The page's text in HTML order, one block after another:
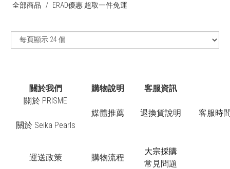
全部商品 ERAD優惠 超取一件免運
關於我們 購物說明
客服資訊
關於 PRISME
關於 Seika Pearls
媒體推薦 退換貨說明 客服時
運送政策 購物流程
大宗採購
常見問題